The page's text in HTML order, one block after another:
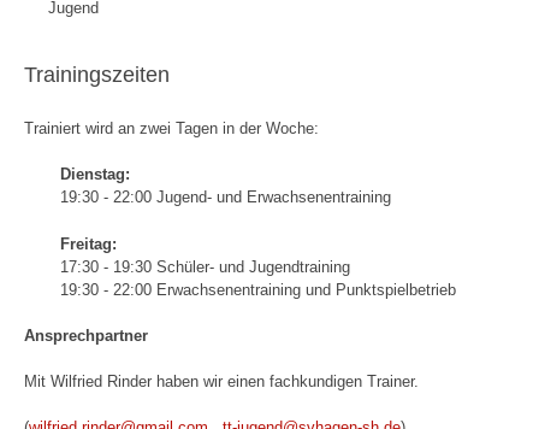
Jugend
Trainingszeiten
Trainiert wird an zwei Tagen in der Woche:
Dienstag:
19:30 - 22:00 Jugend- und Erwachsenentraining
Freitag:
17:30 - 19:30 Schüler- und Jugendtraining
19:30 - 22:00 Erwachsenentraining und Punktspielbetrieb
Ansprechpartner
Mit Wilfried Rinder haben wir einen fachkundigen Trainer.